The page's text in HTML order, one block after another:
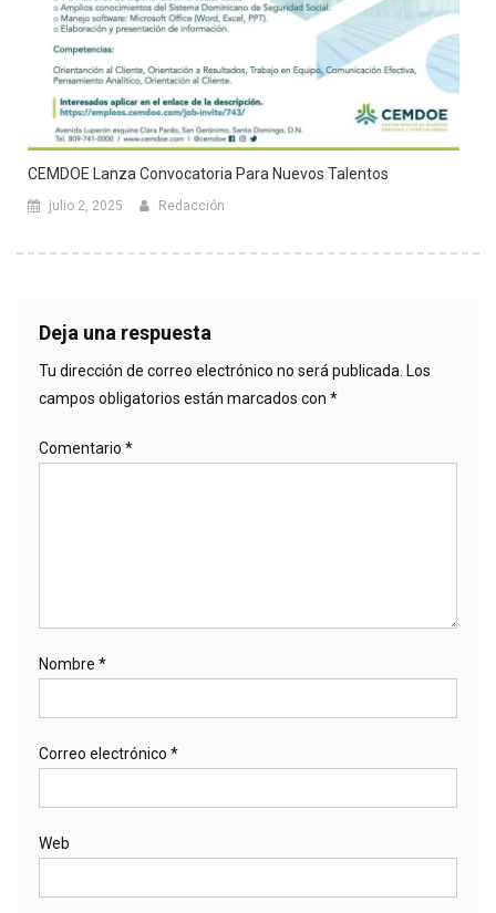
CEMDOE Lanza Convocatoria Para Nuevos Talentos
julio 2, 2025 Redacción
Deja una respuesta
Tu dirección de correo electrónico no será publicada. Los
campos obligatorios están marcados con *
Comentario *
Nombre *
Correo electrónico *
Web